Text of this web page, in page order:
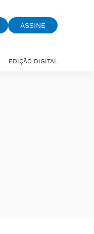
ASSINE
EDIÇÃO DIGITAL